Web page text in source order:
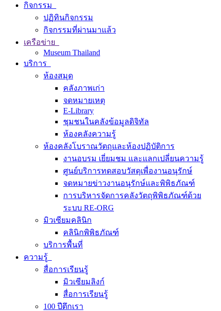
กิจกรรม
ปฏิทินกิจกรรม
กิจกรรมที่ผ่านมาแล้ว
เครือข่าย
Museum Thailand
บริการ
ห้องสมุด
คลังภาพเก่า
จดหมายเหตุ
E-Library
ชุมชนในคลังข้อมูลดิจิทัล
ห้องคลังความรู้
ห้องคลังโบราณวัตถุและห้องปฏิบัติการ
งานอบรม เยี่ยมชม และแลกเปลี่ยนความรู้
ศูนย์บริการทดสอบวัสดุเพื่องานอนุรักษ์
จดหมายข่าวงานอนุรักษ์และพิพิธภัณฑ์
การบริหารจัดการคลังวัตถุพิพิธภัณฑ์ด้วย
ระบบ RE-ORG
มิวเซียมคลินิก
คลินิกพิพิธภัณฑ์
บริการพื้นที่
ความรู้
สื่อการเรียนรู้
มิวเซียมลิงก์
สื่อการเรียนรู้
100 ปีตึกเรา